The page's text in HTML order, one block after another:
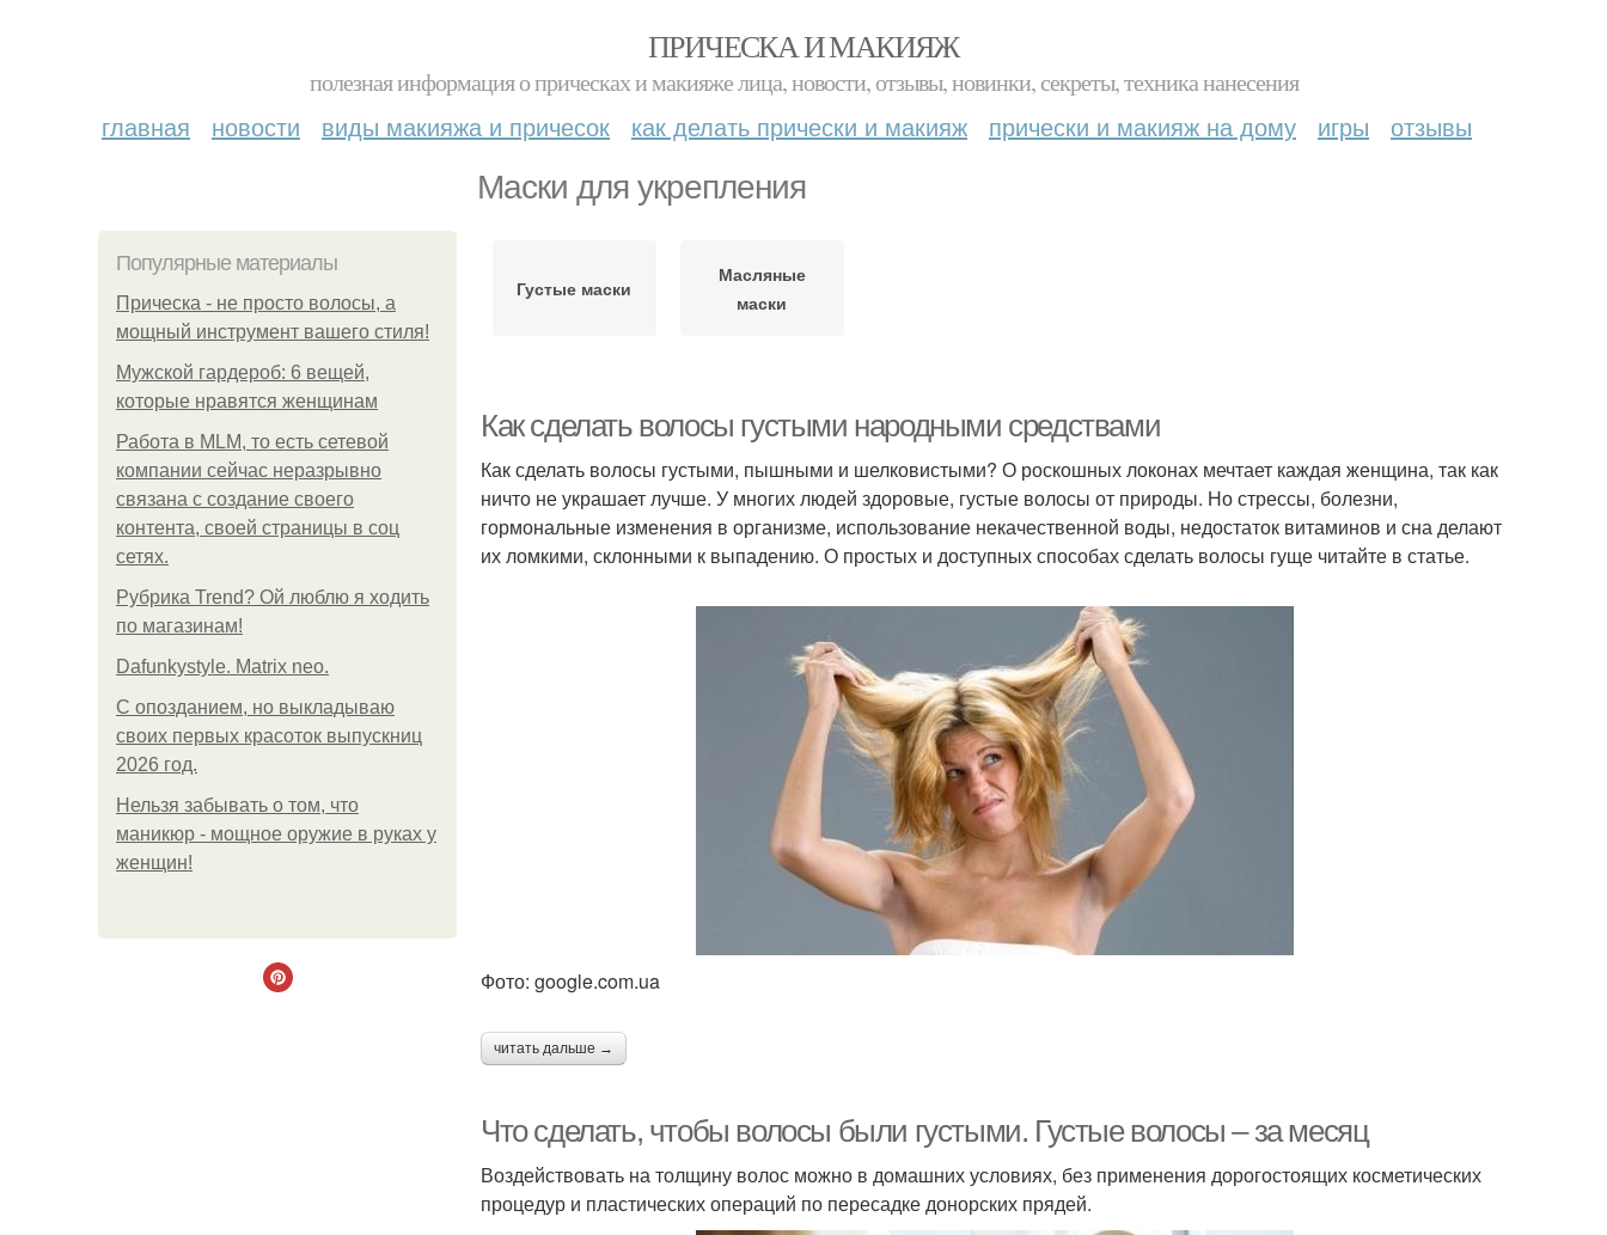
ПРИЧЕСКА И МАКИЯЖ
полезная информация о прическах и макияже лица, новости, отзывы, новинки, секреты, техника нанесения
главная новости виды макияжа и причесок как делать прически и макияж прически и макияж на дому игры отзывы
Маски для укрепления
Популярные материалы
Прическа - не просто волосы, а
мощный инструмент вашего стиля!
Мужской гардероб: 6 вещей,
которые нравятся женщинам
Работа в MLM, то есть сетевой
компании сейчас неразрывно
связана с создание своего
контента, своей страницы в соц
сетях.
Рубрика Trend? Ой люблю я ходить
по магазинам!
Dafunkystyle. Matrix neo.
С опозданием, но выкладываю
своих первых красоток выпускниц
2026 год.
Нельзя забывать о том, что
маникюр - мощное оружие в руках у
женщин!
Густые маски
Масляные
маски
Как сделать волосы густыми народными средствами
Как сделать волосы густыми, пышными и шелковистыми? О роскошных локонах мечтает каждая женщина, так как
ничто не украшает лучше. У многих людей здоровые, густые волосы от природы. Но стрессы, болезни,
гормональные изменения в организме, использование некачественной воды, недостаток витаминов и сна делают
их ломкими, склонными к выпадению. О простых и доступных способах сделать волосы гуще читайте в статье.
Фото: google.com.ua
читать дальше →
Что сделать, чтобы волосы были густыми. Густые волосы – за месяц
Воздействовать на толщину волос можно в домашних условиях, без применения дорогостоящих косметических
процедур и пластических операций по пересадке донорских прядей.